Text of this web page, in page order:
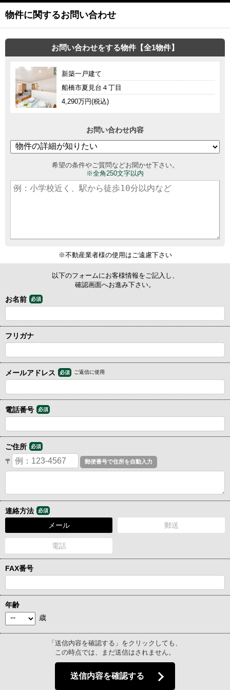
物件に関するお問い合わせ
お問い合わせをする物件【全1物件】
新築一戸建て
船橋市夏見台４丁目
4,290万円(税込)
お問い合わせ内容
希望の条件やご質問などお聞かせ下さい。
※全角250文字以内
※不動産業者様の使用はご遠慮下さい
以下のフォームにお客様情報をご記入し、
確認画面へお進み下さい。
お名前 必須
フリガナ
メールアドレス 必須 ご返信に使用
電話番号 必須
ご住所 必須
〒
連絡方法 必須
メール 郵送
電話
FAX番号
年齢
歳
「送信内容を確認する」をクリックしても、
この時点では、まだ送信はされません。
送信内容を確認する